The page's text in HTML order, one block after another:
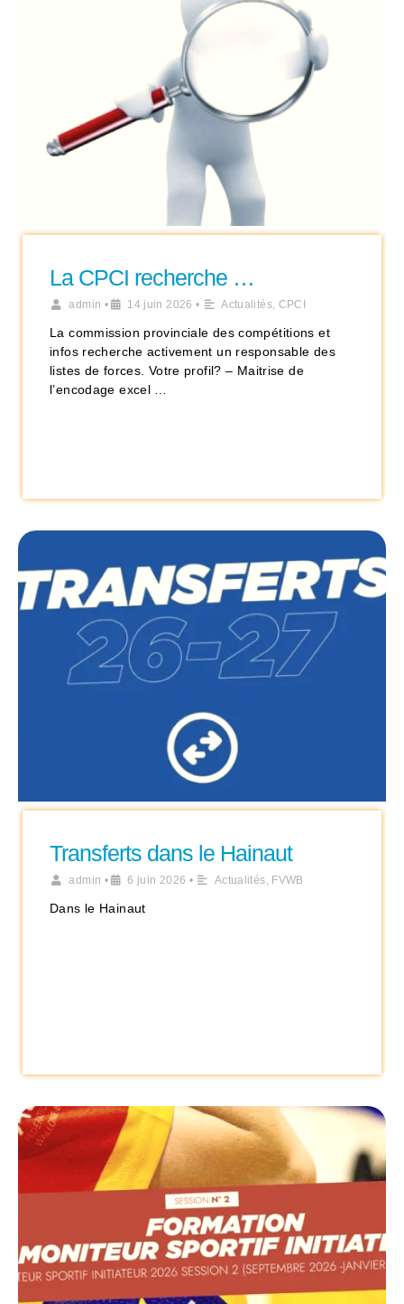
La CPCI recherche …
admin • 14 juin 2026 • Actualités, CPCI
La commission provinciale des compétitions et
infos recherche activement un responsable des
listes de forces. Votre profil? – Maitrise de
l’encodage excel …
Transferts dans le Hainaut
admin • 6 juin 2026 • Actualités, FVWB
Dans le Hainaut